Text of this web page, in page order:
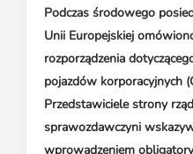
Podczas środowego
Unii Europejskiej
rozporządzenia
pojazdów korporacyjnych
Przedstawiciele strony
sprawozdawczyni
wprowadzeniem